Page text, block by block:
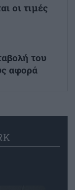
οι τιμές
του
αφορά